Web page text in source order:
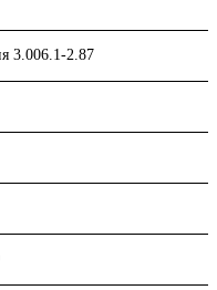
3.006.1-2.87